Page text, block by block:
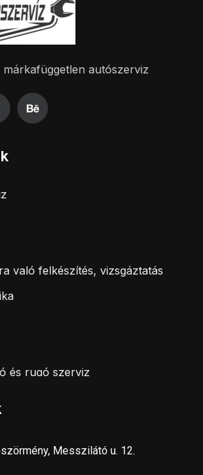
autószerviz
való felkészítés, vizsgáztatás
és rugó szerviz
Messzilátó u. 12.